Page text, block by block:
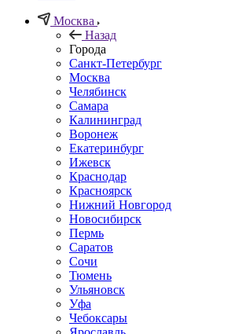
Москва
Назад
Города
Санкт-Петербург
Москва
Челябинск
Самара
Калининград
Воронеж
Екатеринбург
Ижевск
Краснодар
Красноярск
Нижний Новгород
Новосибирск
Пермь
Саратов
Сочи
Тюмень
Ульяновск
Уфа
Чебоксары